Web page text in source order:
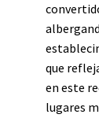
que
en este
lugares